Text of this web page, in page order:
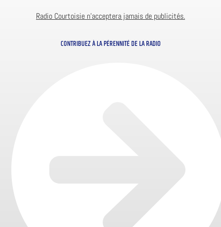
Radio Courtoisie n’acceptera jamais de publicités.
CONTRIBUEZ À LA PÉRENNITÉ DE LA RADIO